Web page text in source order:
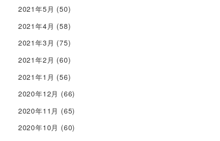
2021年5月 (50)
2021年4月 (58)
2021年3月 (75)
2021年2月 (60)
2021年1月 (56)
2020年12月 (66)
2020年11月 (65)
2020年10月 (60)